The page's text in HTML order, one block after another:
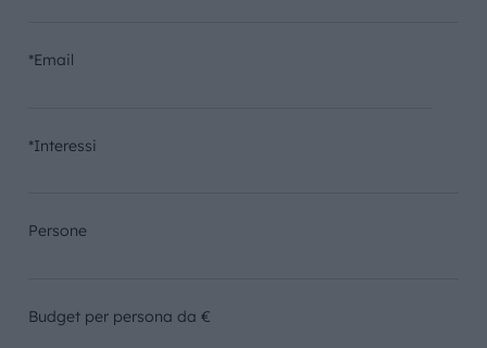
*Email
*Interessi
Persone
Budget per persona da €